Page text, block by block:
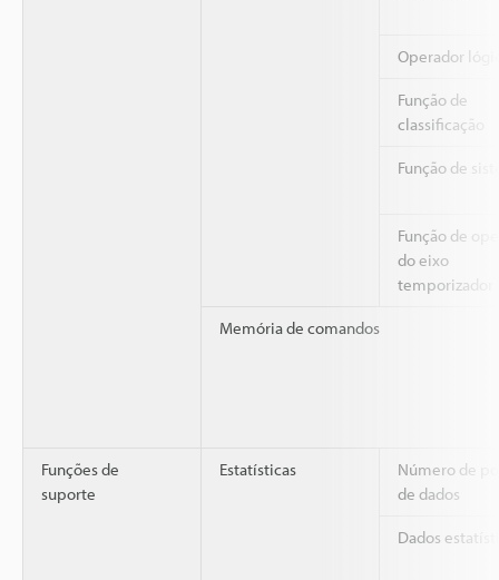
Operador
Função de
classificação
Função de
Função de
do eixo
temporizador
Memória de comandos
Funções de
suporte
Estatísticas
Número de
de dados
Dados